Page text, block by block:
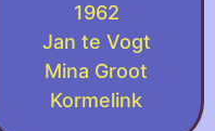
1962
Jan te Vogt
Mina Groot
Kormelink